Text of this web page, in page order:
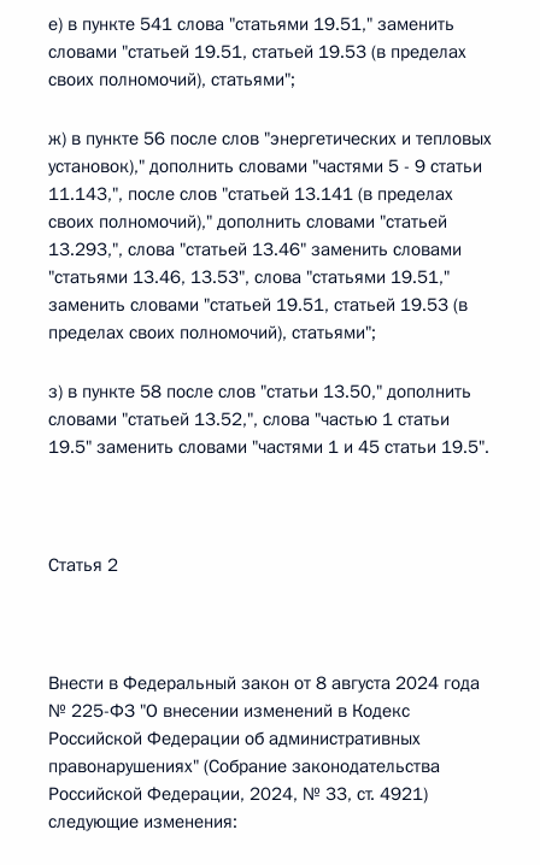
е) в пункте 541 слова "статьями 19.51," заменить
словами "статьей 19.51, статьей 19.53 (в пределах
своих полномочий), статьями";
ж) в пункте 56 после слов "энергетических и тепловых
установок)," дополнить словами "частями 5 - 9 статьи
11.143,", после слов "статьей 13.141 (в пределах
своих полномочий)," дополнить словами "статьей
13.293,", слова "статьей 13.46" заменить словами
"статьями 13.46, 13.53", слова "статьями 19.51,"
заменить словами "статьей 19.51, статьей 19.53 (в
пределах своих полномочий), статьями";
з) в пункте 58 после слов "статьи 13.50," дополнить
словами "статьей 13.52,", слова "частью 1 статьи
19.5" заменить словами "частями 1 и 45 статьи 19.5".
Статья 2
Внести в Федеральный закон от 8 августа 2024 года
№ 225-ФЗ "О внесении изменений в Кодекс
Российской Федерации об административных
правонарушениях" (Собрание законодательства
Российской Федерации, 2024, № 33, ст. 4921)
следующие изменения: